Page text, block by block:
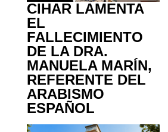
CIHAR LAMENTA
EL
FALLECIMIENTO
DE LA DRA.
MANUELA MARÍN,
REFERENTE DEL
ARABISMO
ESPAÑOL